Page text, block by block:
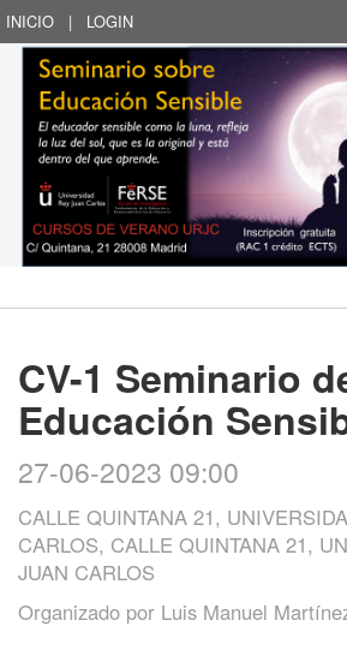
INICIO | LOGIN
CV-1 Seminario
Educación
27-06-2023 09:00
CALLE QUINTANA 21,
CARLOS, CALLE QUINTANA 21,
JUAN CARLOS
Organizado por Luis Manuel